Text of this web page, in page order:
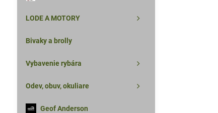
LODE A MOTORY
Bivaky a brolly
Vybavenie rybára
Odev, obuv, okuliare
Geof Anderson